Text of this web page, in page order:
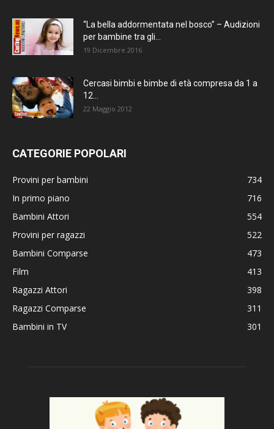
“La bella addormentata nel bosco” – Audizioni
per bambine tra gli...
19 Dicembre 2016
Cercasi bimbi e bimbe di età compresa da 1 a
12...
22 Maggio 2012
CATEGORIE POPOLARI
Provini per bambini
734
In primo piano
716
Bambini Attori
554
Provini per ragazzi
522
Bambini Comparse
473
Film
413
Ragazzi Attori
398
Ragazzi Comparse
311
Bambini in TV
301